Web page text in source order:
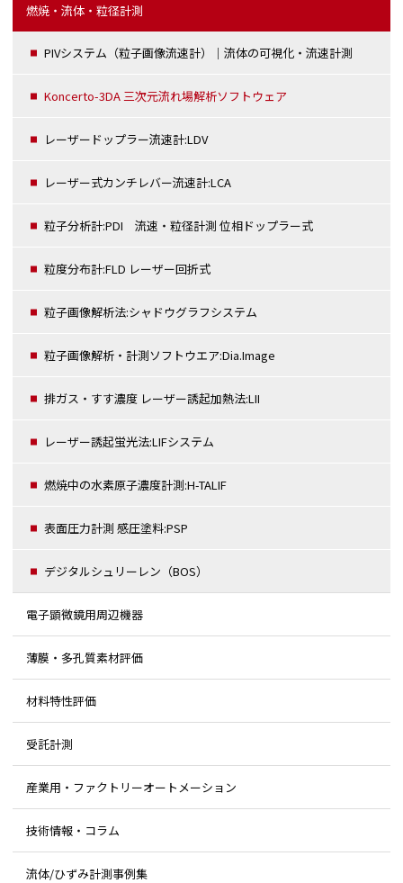
燃焼・流体・粒径計測
PIVシステム（粒子画像流速計）｜流体の可視化・流速計測
Koncerto-3DA 三次元流れ場解析ソフトウェア
レーザードップラー流速計:LDV
レーザー式カンチレバー流速計:LCA
粒子分析計:PDI 流速・粒径計測 位相ドップラー式
粒度分布計:FLD レーザー回折式
粒子画像解析法:シャドウグラフシステム
粒子画像解析・計測ソフトウエア:Dia.Image
排ガス・すす濃度 レーザー誘起加熱法:LII
レーザー誘起蛍光法:LIFシステム
燃焼中の水素原子濃度計測:H-TALIF
表面圧力計測 感圧塗料:PSP
デジタルシュリーレン（BOS）
電子顕微鏡用周辺機器
薄膜・多孔質素材評価
材料特性評価
受託計測
産業用・ファクトリーオートメーション
技術情報・コラム
流体/ひずみ計測事例集